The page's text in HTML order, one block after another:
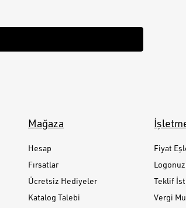
Mağaza
Hesap
Fırsatlar
Ücretsiz Hediyeler
Katalog Talebi
Fiyat
Teklif
Vergi